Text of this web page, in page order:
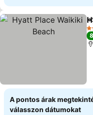
4
A pontos árak
válasszon dátumokat